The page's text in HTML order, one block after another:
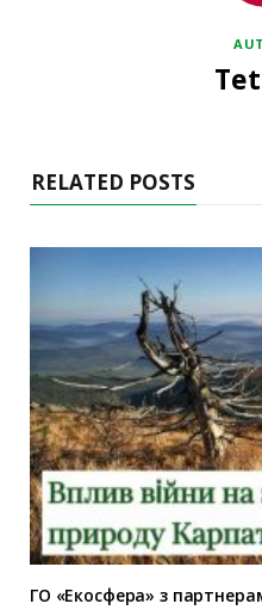
RELATED POSTS
ГО «Екосфера» з